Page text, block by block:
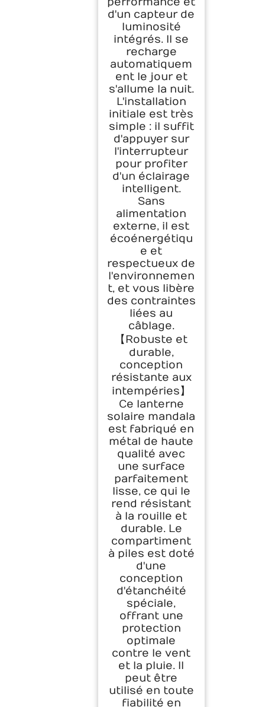
d'un capteur de
luminosité
intégrés. Il se
recharge
automatiquem
ent le jour et
s'allume la nuit.
L'installation
initiale est très
simple : il suffit
d'appuyer sur
l'interrupteur
pour profiter
d'un éclairage
intelligent.
Sans
alimentation
externe, il est
écoénergétiqu
e et
respectueux de
l'environnemen
t, et vous libère
des contraintes
liées au
câblage.
【Robuste et
durable,
conception
résistante aux
intempéries】
Ce lanterne
solaire mandala
est fabriqué en
métal de haute
qualité avec
une surface
parfaitement
lisse, ce qui le
rend résistant
à la rouille et
durable. Le
compartiment
à piles est doté
d'une
conception
d'étanchéité
spéciale,
offrant une
protection
optimale
contre le vent
et la pluie. Il
peut être
utilisé en toute
fiabilité en